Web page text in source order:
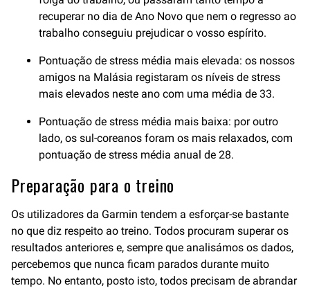
recuperar no dia de Ano Novo que nem o regresso ao
trabalho conseguiu prejudicar o vosso espírito.
Pontuação de stress média mais elevada: os nossos
amigos na Malásia registaram os níveis de stress
mais elevados neste ano com uma média de 33.
Pontuação de stress média mais baixa: por outro
lado, os sul-coreanos foram os mais relaxados, com
pontuação de stress média anual de 28.
Preparação para o treino
Os utilizadores da Garmin tendem a esforçar-se bastante
no que diz respeito ao treino. Todos procuram superar os
resultados anteriores e, sempre que analisámos os dados,
percebemos que nunca ficam parados durante muito
tempo. No entanto, posto isto, todos precisam de abrandar